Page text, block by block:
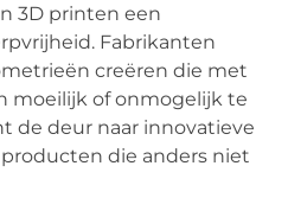
3D printen een
Fabrikanten
creëren die met
moeilijk of onmogelijk te
de deur naar innovatieve
die anders niet